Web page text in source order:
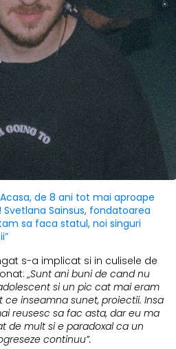
de 8 ani tot mai aproape
Sainsus, fondatoarea
sa faca statul, noi singuri
s-a implicat si in culisele de
„Sunt ani buni de cand nu
si un pic cat mai eram
inseamna sunet, proiectii. Insa
reusesc sa fac asta, dar eu ma
de mult si e paradoxal ca un
continuu”.